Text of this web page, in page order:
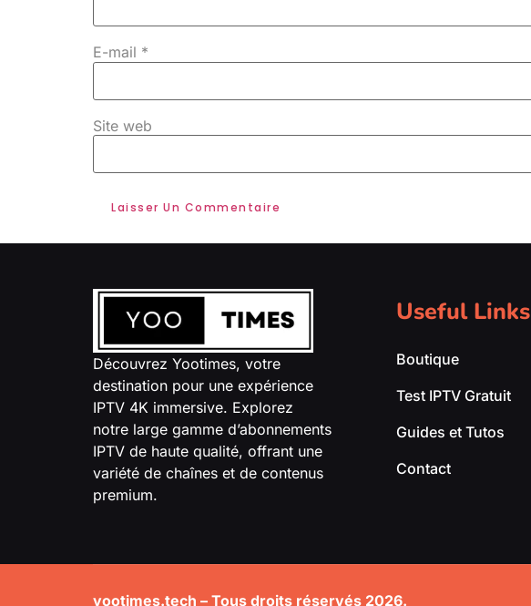
E-mail *
Site web
Découvrez Yootimes, votre
destination pour une expérience
IPTV 4K immersive. Explorez
notre large gamme d’abonnements
IPTV de haute qualité, offrant une
variété de chaînes et de contenus
premium.
Useful Links
Boutique
Test IPTV Gratuit
Guides et Tutos
Contact
yootimes.tech – Tous droits réservés 2026.